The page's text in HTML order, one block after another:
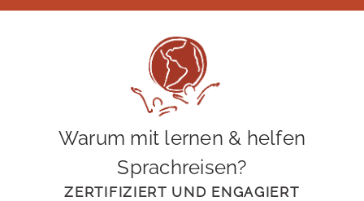
Warum mit lernen & helfen
Sprachreisen?
ZERTIFIZIERT UND ENGAGIERT